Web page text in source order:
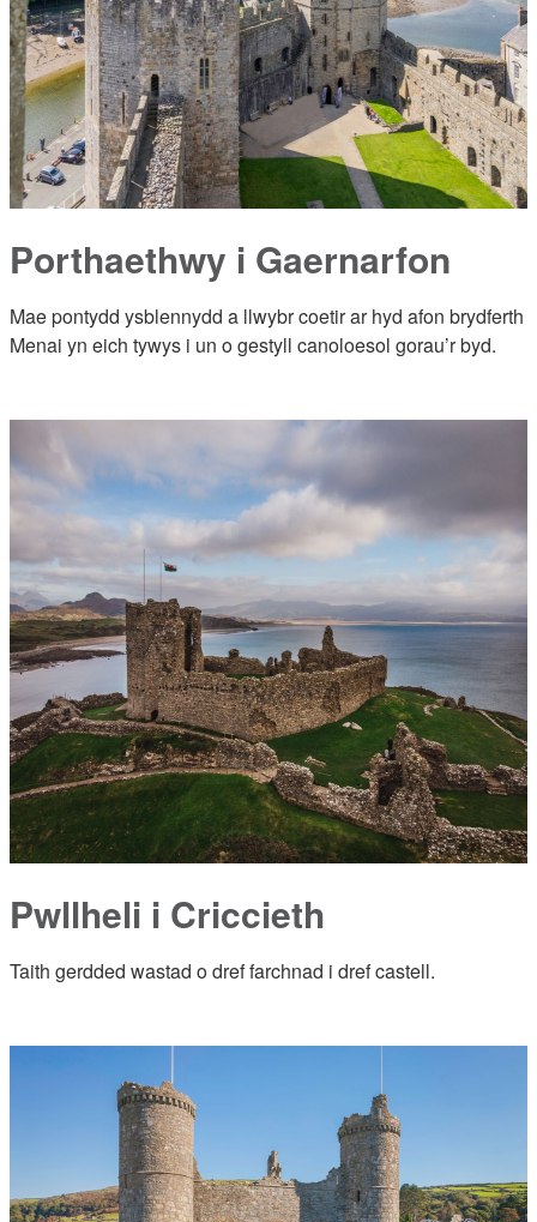
Porthaethwy i Gaernarfon
Mae pontydd ysblennydd a llwybr coetir ar hyd afon brydferth
Menai yn eich tywys i un o gestyll canoloesol gorau’r byd.
Pwllheli i Criccieth
Taith gerdded wastad o dref farchnad i dref castell.